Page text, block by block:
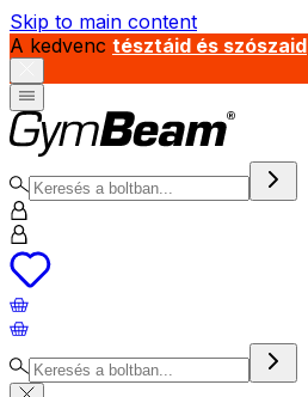
Skip to main content
A kedvenc tésztáid és szószaid